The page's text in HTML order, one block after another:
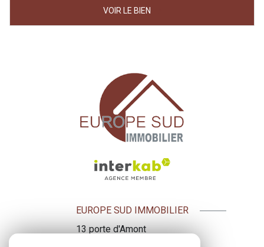
VOIR LE BIEN
EUROPE SUD IMMOBILIER
13 porte d'Amont